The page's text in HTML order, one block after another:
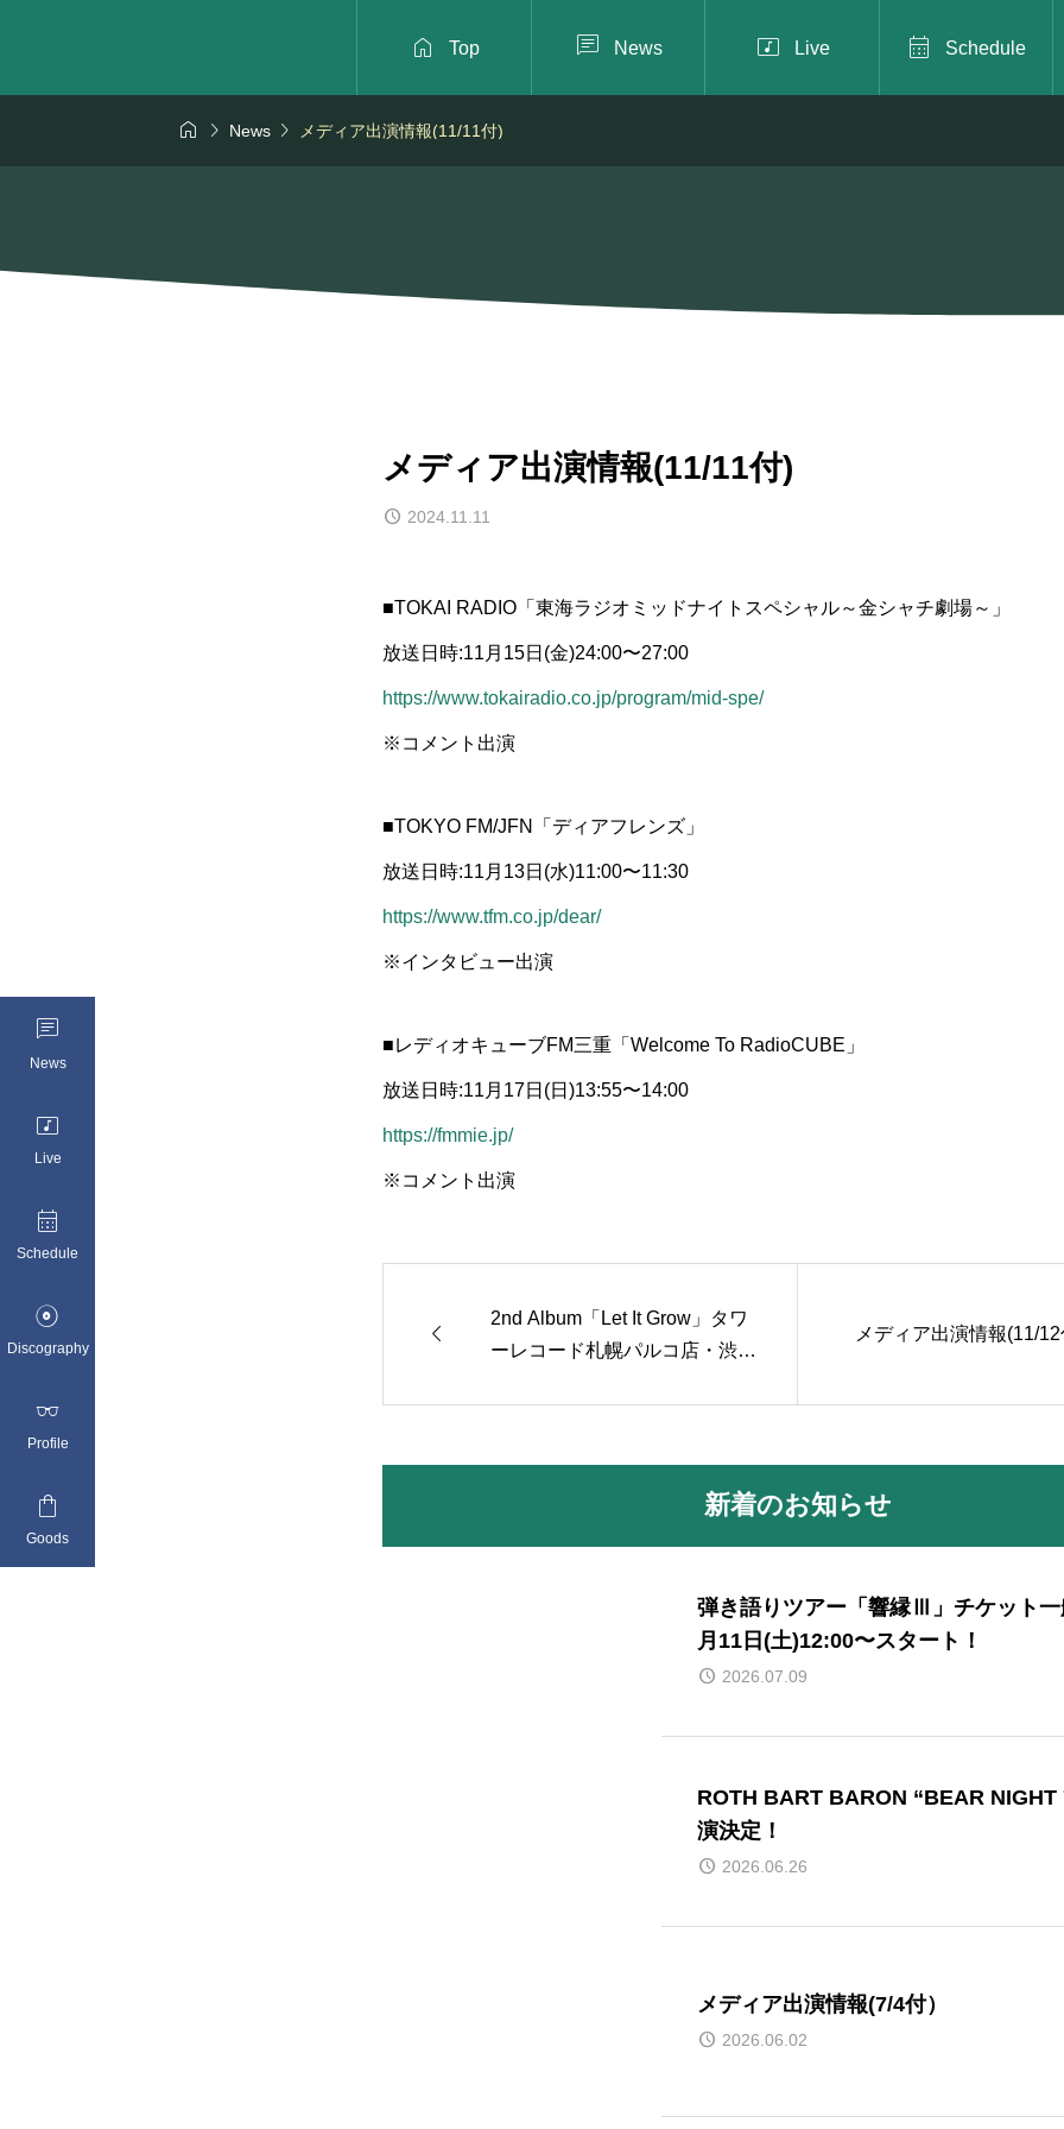
 Top  News  Live  Schedule
  News  メディア出演情報(11/11付)
メディア出演情報(11/11付)
2024.11.11
■TOKAI RADIO「東海ラジオミッドナイトスペシャル～金シャチ劇場～」
放送日時:11月15日(金)24:00〜27:00
https://www.tokairadio.co.jp/program/mid-spe/
※コメント出演
■TOKYO FM/JFN「ディアフレンズ」
放送日時:11月13日(水)11:00〜11:30
https://www.tfm.co.jp/dear/
※インタビュー出演
■レディオキューブFM三重「Welcome To RadioCUBE」
放送日時:11月17日(日)13:55〜14:00
https://fmmie.jp/
※コメント出演

2nd Album「Let It Grow」タワ
ーレコード札幌パルコ店・渋谷
メディア出演情報(11/12
新着のお知らせ
弾き語りツアー「響縁Ⅲ」チケット
月11日(土)12:00〜スタート！
2026.07.09
ROTH BART BARON “BEAR NIGHT
演決定！
2026.06.26
メディア出演情報(7/4付）
2026.06.02

News

Live

Schedule

Discography

Profile

Goods